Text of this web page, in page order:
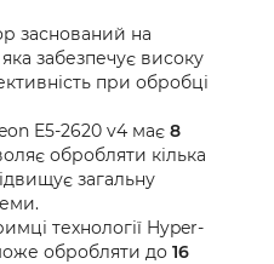
заснований на
яка забезпечує високу
при обробці
E5-2620 v4 має 8
обробляти кілька
загальну
технології Hyper-
обробляти до 16